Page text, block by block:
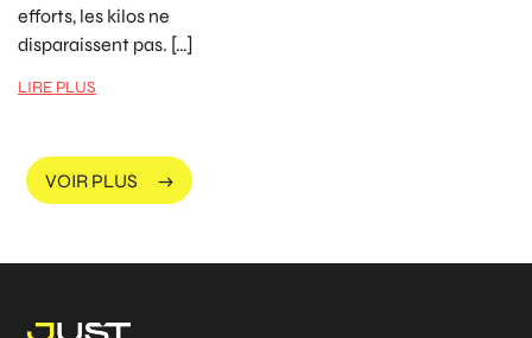
efforts, les kilos ne
disparaissent pas. […]
LIRE PLUS
VOIR PLUS